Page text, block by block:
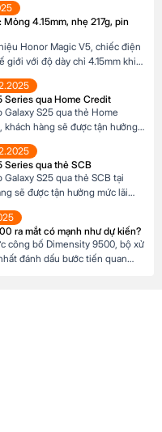
3 đến 12 tháng, phù hợp với
Mục […]
4.15mm, nhẹ 217g, pin
Honor Magic V5, chiếc điện
giới với độ dày chỉ 4.15mm khi
lớn 6100mAh và công nghệ
V5 định nghĩa lại chuẩn mực
Series qua Home Credit
S25 qua thẻ Home
hàng sẽ được tận hưởng
Đặc biệt, khách hàng có thể
trả góp từ 3 đến 12 tháng, phù
của mình. […]
Series qua thẻ SCB
S25 qua thẻ SCB tại
sẽ được tận hưởng mức lãi
3 đến 12 tháng, phù hợp với
Mục […]
ra mắt có mạnh như dự kiến?
công bố Dimensity 9500, bộ xử
đánh dấu bước tiến quan